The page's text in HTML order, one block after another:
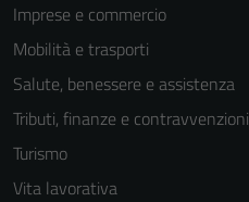
Imprese e commercio
Mobilità e trasporti
Salute, benessere e assistenza
Tributi, finanze e contravvenzioni
Turismo
Vita lavorativa